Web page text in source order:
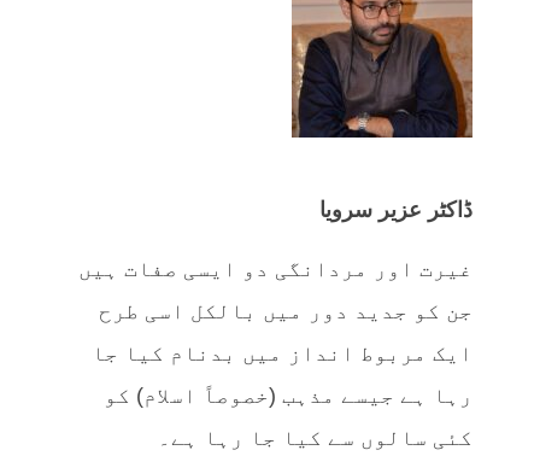
ڈاکٹر عزیر سرویا
غیرت اور مردانگی دو ایسی صفات ہیں
جن کو جدید دور میں بالکل اسی طرح
ایک مربوط انداز میں بدنام کیا جا
رہا ہے جیسے مذہب (خصوصاً اسلام) کو
کئی سالوں سے کیا جا رہا ہے۔